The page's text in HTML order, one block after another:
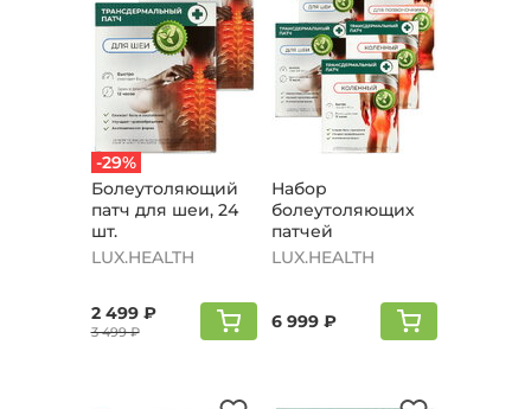
-29%
Болеутоляющий
патч для шеи, 24
шт.
LUX.HEALTH
2 499 ₽
3 499 ₽
Набор
болеутоляющих
патчей
LUX.HEALTH
6 999 ₽